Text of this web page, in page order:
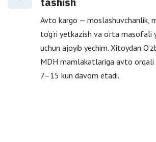
Avto kargo — moslashuvchanlik,
to‘g‘ri yetkazish va o‘rta masofali
uchun ajoyib yechim. Xitoydan
MDH mamlakatlariga avto orqali
7–15 kun davom etadi.